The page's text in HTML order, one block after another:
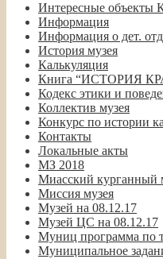
Интересные объекты
Информация
Информация о дет.
История музея
Калькуляция
Книга “ИСТОРИЯ
Кодекс этики и
Коллектив музея
Конкурс по истории
Контакты
Локальные акты
МЗ 2018
Миасский курганный
Миссия музея
Музей на 08.12.17
Музей ЦС на 08.12.17
Муниц программа по
Муниципальное